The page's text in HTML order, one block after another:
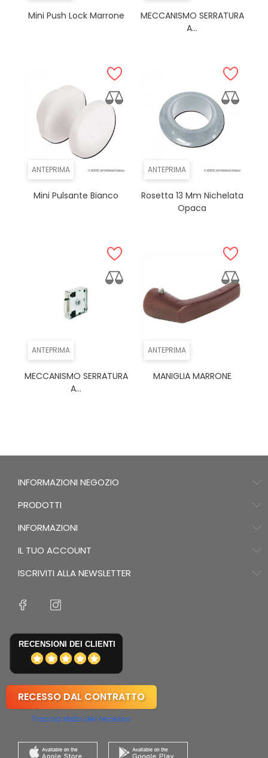
Mini Push Lock Marrone
MECCANISMO SERRATURA
A...
ANTEPRIMA
Mini Pulsante Bianco
ANTEPRIMA
Rosetta 13 Mm Nichelata
Opaca
ANTEPRIMA
MECCANISMO SERRATURA
A...
ANTEPRIMA
MANIGLIA MARRONE
INFORMAZIONI NEGOZIO
PRODOTTI
INFORMAZIONI
IL TUO ACCOUNT
ISCRIVITI ALLA NEWSLETTER
RECENSIONI DEI CLIENTI
RECESSO DAL CONTRATTO
Traccia stato del recesso